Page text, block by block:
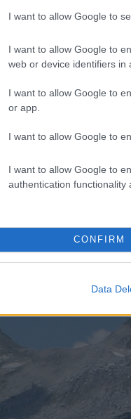
I want to allow Google to
I want to allow Google to
web or device identifiers in
I want to allow Google to
or app.
I want to allow Google to
I want to allow Google to
authentication functionality
CONFIRM
Data